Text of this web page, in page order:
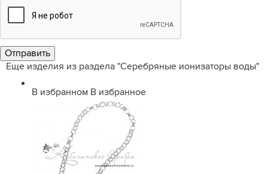
Еще изделия из раздела "Серебряные ионизаторы воды"
В избранном В избранное